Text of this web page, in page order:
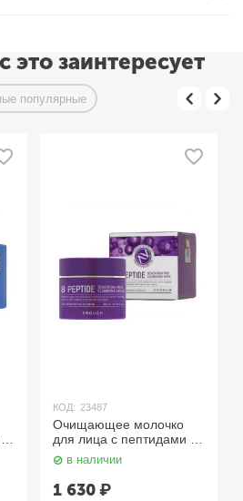
заинтересует
популярные
КОД: 23487
Очищающее молочко
для лица с пептидами /
8 Peptide Cleansing Milk
300 мл Enough
в наличии
1 630₽